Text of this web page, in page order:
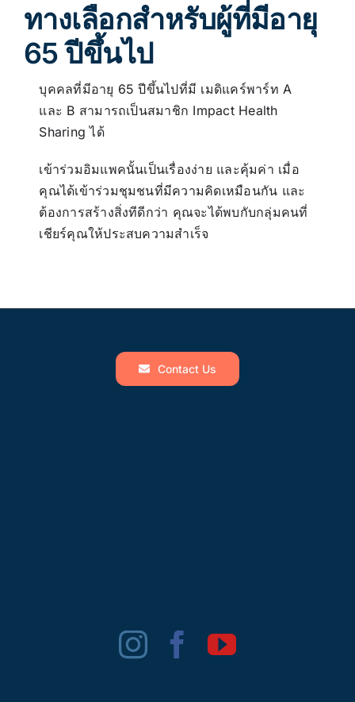
ทางเลือกสำหรับผู้ที่มีอายุ
65 ปีขึ้นไป
บุคคลที่มีอายุ 65 ปีขึ้นไปที่มี เมดิแคร์พาร์ท A
และ B สามารถเป็นสมาชิก Impact Health
Sharing ได้
เข้าร่วมอิมแพคนั้นเป็นเรื่องง่าย และคุ้มค่า เมื่อ
คุณได้เข้าร่วมชุมชนที่มีความคิดเหมือนกัน และ
ต้องการสร้างสิ่งทีดีกว่า คุณจะได้พบกับกลุ่มคนที่
เชียร์คุณให้ประสบความสำเร็จ
Contact Us